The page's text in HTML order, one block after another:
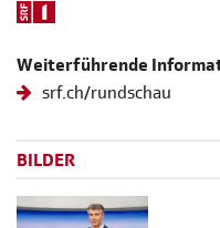
Weiterführende
srf.ch/rundschau
BILDER